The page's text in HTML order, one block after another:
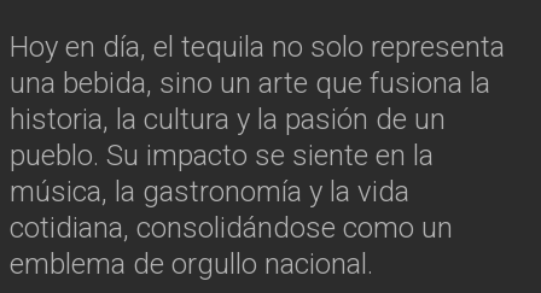
Hoy en día, el tequila no solo representa
una bebida, sino un arte que fusiona la
historia, la cultura y la pasión de un
pueblo. Su impacto se siente en la
música, la gastronomía y la vida
cotidiana, consolidándose como un
emblema de orgullo nacional.